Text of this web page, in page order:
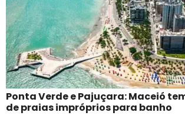
Ponta Verde e Pajuçara: Maceió
de praias impróprios para banho